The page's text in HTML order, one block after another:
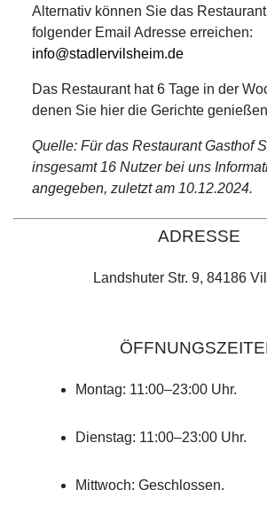
Alternativ können Sie das
folgender Email Adresse erreichen:
info@stadlervilsheim.de
Das Restaurant hat 6 Tage in der
denen Sie hier die Gerichte
Quelle: Für das Restaurant Gasthof
insgesamt 16 Nutzer bei uns
angegeben, zuletzt am 10.12.2024.
ADRESSE
Landshuter Str. 9, 84186
Montag: 11:00–23:00 Uhr.
Dienstag: 11:00–23:00 Uhr.
Mittwoch: Geschlossen.